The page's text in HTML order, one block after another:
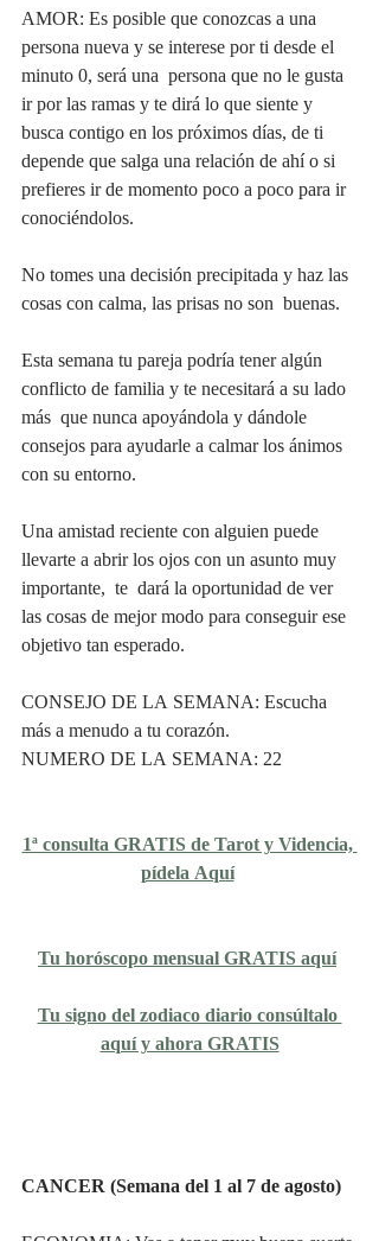
AMOR: Es posible que conozcas a una
persona nueva y se interese por ti desde el
minuto 0, será una  persona que no le gusta
ir por las ramas y te dirá lo que siente y
busca contigo en los próximos días, de ti
depende que salga una relación de ahí o si
prefieres ir de momento poco a poco para ir
conociéndolos.
No tomes una decisión precipitada y haz las
cosas con calma, las prisas no son  buenas.
Esta semana tu pareja podría tener algún
conflicto de familia y te necesitará a su lado
más  que nunca apoyándola y dándole
consejos para ayudarle a calmar los ánimos
con su entorno.
Una amistad reciente con alguien puede
llevarte a abrir los ojos con un asunto muy
importante,  te  dará la oportunidad de ver
las cosas de mejor modo para conseguir ese
objetivo tan esperado.
CONSEJO DE LA SEMANA: Escucha
más a menudo a tu corazón.
NUMERO DE LA SEMANA: 22
1ª consulta GRATIS de Tarot y Videncia,
pídela Aquí
Tu horóscopo mensual GRATIS aquí
Tu signo del zodiaco diario consúltalo
aquí y ahora GRATIS
CANCER (Semana del 1 al 7 de agosto)